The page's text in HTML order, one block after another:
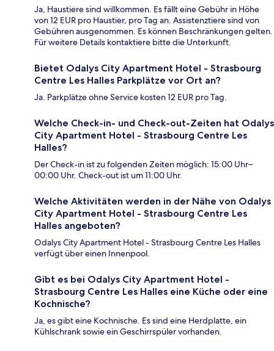
Ja, Haustiere sind willkommen. Es fällt eine Gebühr in Höhe
von 12 EUR pro Haustier, pro Tag an. Assistenztiere sind von
Gebühren ausgenommen. Es können Beschränkungen gelten.
Für weitere Details kontaktiere bitte die Unterkunft.
Bietet Odalys City Apartment Hotel - Strasbourg
Centre Les Halles Parkplätze vor Ort an?
Ja. Parkplätze ohne Service kosten 12 EUR pro Tag.
Welche Check-in- und Check-out-Zeiten hat Odalys
City Apartment Hotel - Strasbourg Centre Les
Halles?
Der Check-in ist zu folgenden Zeiten möglich: 15:00 Uhr–
00:00 Uhr. Check-out ist um 11:00 Uhr.
Welche Aktivitäten werden in der Nähe von Odalys
City Apartment Hotel - Strasbourg Centre Les
Halles angeboten?
Odalys City Apartment Hotel - Strasbourg Centre Les Halles
verfügt über einen Innenpool.
Gibt es bei Odalys City Apartment Hotel -
Strasbourg Centre Les Halles eine Küche oder eine
Kochnische?
Ja, es gibt eine Kochnische. Es sind eine Herdplatte, ein
Kühlschrank sowie ein Geschirrspüler vorhanden.